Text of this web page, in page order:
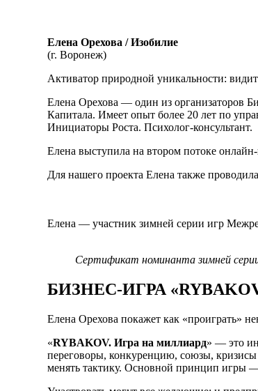
Елена Орехова / Изобилие
(г. Воронеж)
Активатор природной уникальности:
Елена Орехова — один из организаторов
Капитала. Имеет опыт более 20 лет по
Инициаторы Роста. Психолог-консультант.
Елена выступила на втором потоке
Для нашего проекта Елена также
Елена — участник зимней серии игр
Сертификат номинанта зимней
БИЗНЕС-ИГРА
Елена Орехова покажет как «проиграть»
«RYBAKOV. Игра на миллиард» — это
переговоры, конкуренцию, союзы, кризисы
менять тактику. Основной принцип игры